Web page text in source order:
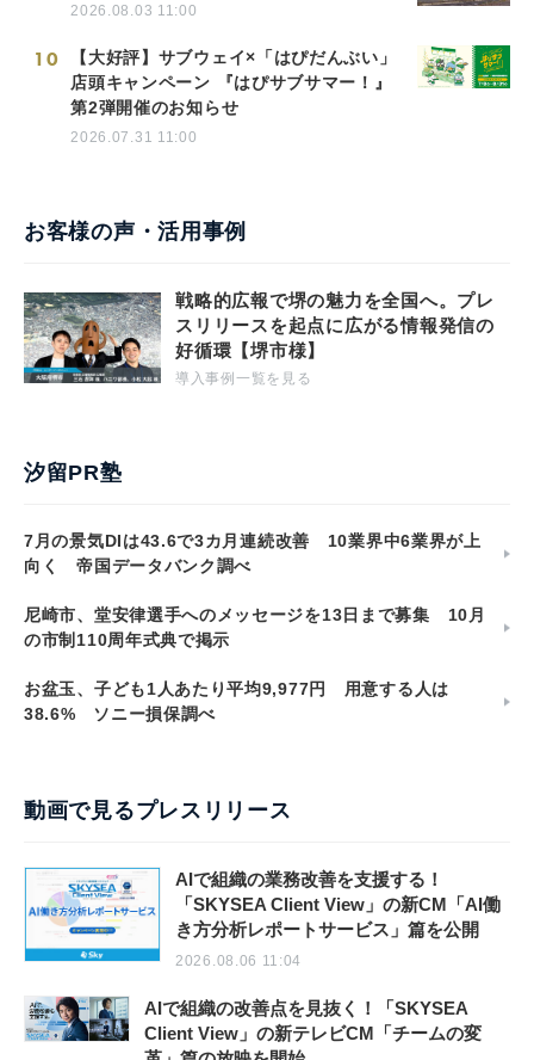
2026.08.03 11:00
10
【大好評】サブウェイ×「はぴだんぶい」
店頭キャンペーン 『はぴサブサマー！』
第2弾開催のお知らせ
2026.07.31 11:00
お客様の声・活用事例
戦略的広報で堺の魅力を全国へ。プレ
スリリースを起点に広がる情報発信の
好循環【堺市様】
導入事例一覧を見る
汐留PR塾
7月の景気DIは43.6で3カ月連続改善 10業界中6業界が上
向く 帝国データバンク調べ
尼崎市、堂安律選手へのメッセージを13日まで募集 10月
の市制110周年式典で掲示
お盆玉、子ども1人あたり平均9,977円 用意する人は
38.6% ソニー損保調べ
動画で見るプレスリリース
AIで組織の業務改善を支援する！
「SKYSEA Client View」の新CM「AI働
き方分析レポートサービス」篇を公開
2026.08.06 11:04
AIで組織の改善点を見抜く！「SKYSEA
Client View」の新テレビCM「チームの変